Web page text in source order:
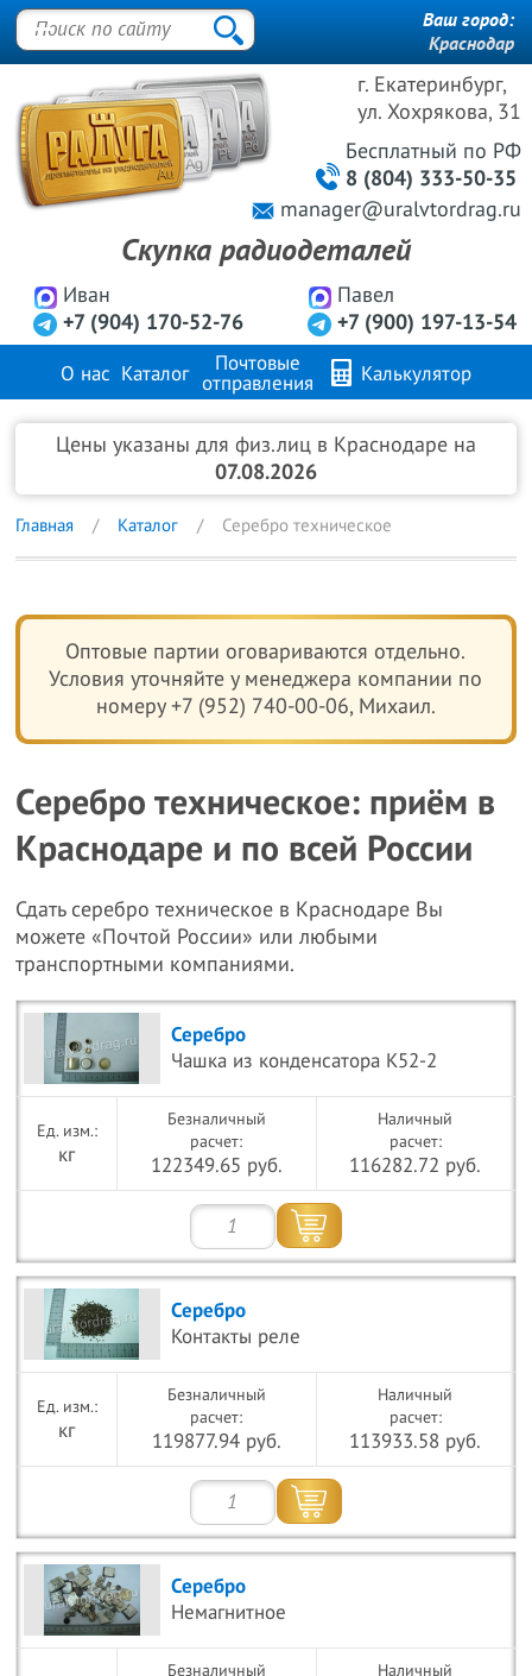
г. Екатеринбург,
ул. Хохрякова, 31
Иван
+7 (904) 170-52-76
Павел
+7 (900) 197-13-54
Бесплатный по РФ
8 (804) 333-50-35
manager@uralvtordrag.ru
Скупка радиодеталей
Ваш город:
Краснодар
О нас Каталог
Почтовые
отправления
Калькулятор
Продажа металлов Контакты
Цены указаны для физ.лиц в Краснодаре на
07.08.2026
Главная Каталог Серебро техническое
Оптовые партии оговариваются отдельно.
Условия уточняйте у менеджера компании по
номеру +7 (952) 740-00-06, Михаил.
Серебро техническое: приём в
Краснодаре и по всей России
Сдать серебро техническое в Краснодаре Вы
можете «Почтой России» или любыми
транспортными компаниями.
Серебро
Чашка из конденсатора К52-2
кг
Безналичный
расчет:
122349.65 руб.
Наличный
расчет:
116282.72 руб.
Серебро
Контакты реле
кг
Безналичный
расчет:
119877.94 руб.
Наличный
расчет:
113933.58 руб.
Серебро
Немагнитное
Безналичный
Наличный